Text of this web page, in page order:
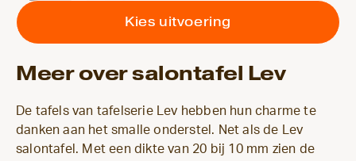
Kies uitvoering
Meer over salontafel Lev
De tafels van tafelserie Lev hebben hun charme te
danken aan het smalle onderstel. Net als de Lev
salontafel. Met een dikte van 20 bij 10 mm zien de